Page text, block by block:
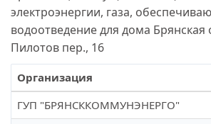
электроэнергии, газа,
водоотведение для дома Брянская
Пилотов пер., 16
Организация
ГУП "БРЯНСККОММУНЭНЕРГО"